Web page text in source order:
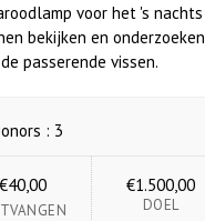
voor het 's nachts
bekijken en onderzoeken
passerende vissen.
: 3
€40,00 €1.500,00
DOEL